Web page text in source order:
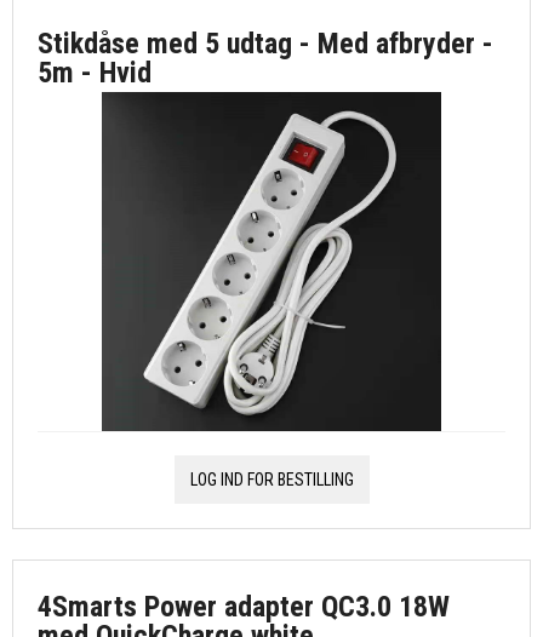
Stikdåse med 5 udtag - Med afbryder -
5m - Hvid
LOG IND FOR BESTILLING
4Smarts Power adapter QC3.0 18W